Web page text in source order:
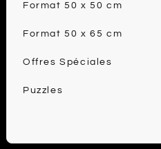
Format 50 x 50 cm
Format 50 x 65 cm
Offres Spéciales
Puzzles